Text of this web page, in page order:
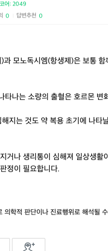
어: 2049
0 답변추천 0
과 모노독시엠(항생제)은 보통 함
타나는 소량의 출혈은 호르몬 변
지는 것도 약 복용 초기에 나타
거나 생리통이 심해져 일상생활
정이 필요합니다.
의학적 판단이나 진료행위로 해석될